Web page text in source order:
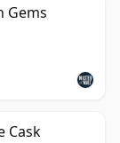
Gems
Cask